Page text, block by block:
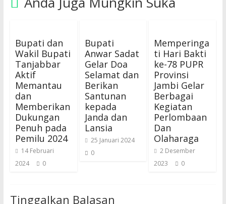
Bupati dan
Wakil Bupati
Tanjabbar
Aktif
Memantau
dan
Memberikan
Dukungan
Penuh pada
Pemilu 2024
14 Februari
2024
0
Bupati
Anwar Sadat
Gelar Doa
Selamat dan
Berikan
Santunan
kepada
Janda dan
Lansia
25 Januari 2024
0
Memperinga
ti Hari Bakti
ke-78 PUPR
Provinsi
Jambi Gelar
Berbagai
Kegiatan
Perlombaan
Dan
Olaharaga
2 Desember
2023
0
Tinggalkan Balasan